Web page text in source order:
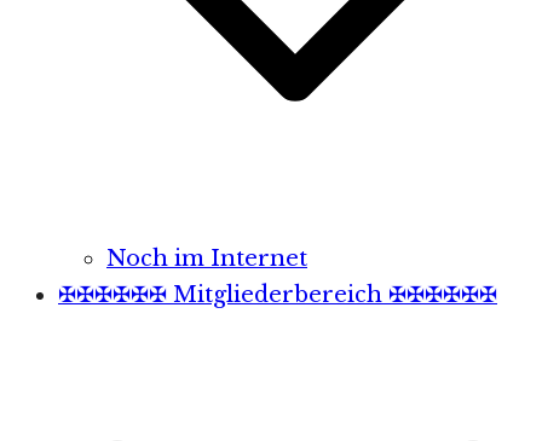
Noch im Internet
✠✠✠✠✠✠ Mitgliederbereich ✠✠✠✠✠✠